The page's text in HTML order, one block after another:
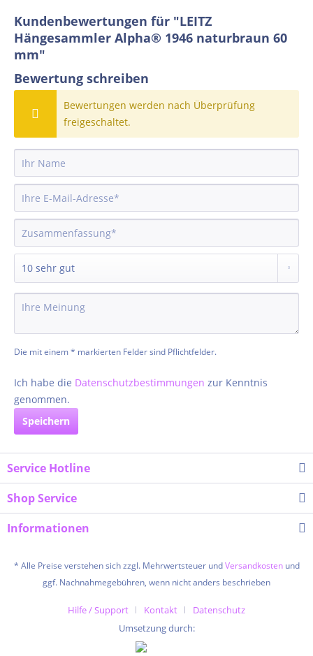
Kundenbewertungen für "LEITZ
Hängesammler Alpha® 1946 naturbraun 60
mm"
Bewertung schreiben
Bewertungen werden nach Überprüfung
freigeschaltet.
Die mit einem * markierten Felder sind Pflichtfelder.
Ich habe die Datenschutzbestimmungen zur Kenntnis
genommen.
Speichern
Service Hotline
Shop Service
Informationen
* Alle Preise verstehen sich zzgl. Mehrwertsteuer undVersandkostenund
ggf. Nachnahmegebühren, wenn nicht anders beschrieben
Hilfe / Support Kontakt
Datenschutz
Umsetzung durch: